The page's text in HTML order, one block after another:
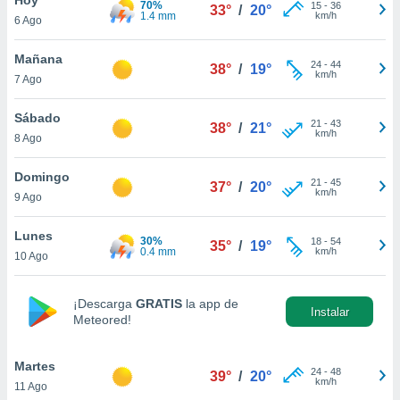
en
más
nuestra
de
aceptar
de
6 Ago
70%
1.4 mm
33° / 20° 15- 36
km/h
Mañana
7 Ago
38° / 19° 24- 44
km/h
Sábado
8 Ago
38° / 21° 21 - 43
km/h
Domingo
9 Ago
37° / 20° 21 - 45
km/h
Lunes
10 Ago
30%
0.4 mm
35° / 19° 18- 54
km/h
¡Descarga GRATIS la app de
Meteored!
Instalar
Martes
11 Ago
39° / 20° 24- 48
km/h